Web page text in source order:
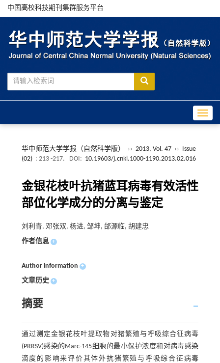
中国高校科技期刊集群服务平台
华中师范大学学报（自然科学版） ›› 2013, Vol. 47 ››
Issue
(02) : 213 -217. DOI: 10.19603/j.cnki.1000-1190.2013.02.016
金银花枝叶抗猪蓝耳病毒有效活性
部位化学成分的分离与鉴定
刘利青, 邓张双, 杨进, 邹坤, 邰源临, 胡建忠
作者信息 +
Author information +
文章历史 +
摘要
通过测定金银花枝叶提取物对猪繁殖与呼吸综合征病毒
(PRRSV)感染的Marc-145细胞的最小保护浓度和对病毒感染
滴度的影响来评价其体外抗猪繁殖与呼吸综合征病毒